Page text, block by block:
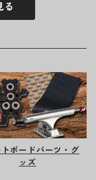
る
ボードパーツ・グ
ッズ